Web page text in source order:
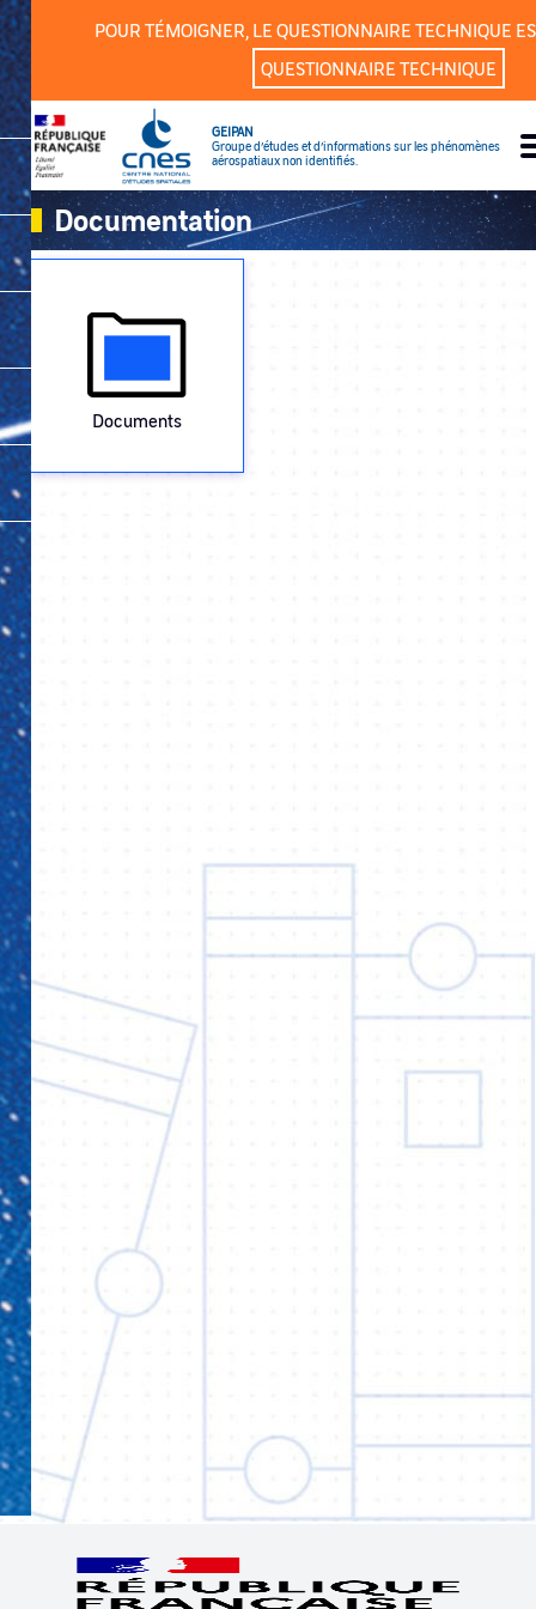
Cookies management panel
POUR TÉMOIGNER, LE QUESTIONNAIRE TECHNIQUE
QUESTIONNAIRE TECHNIQUE
GEIPAN
Groupe d’études et d’informations sur les phénomènes
aérospatiaux non identifiés.
Documentation
Documents